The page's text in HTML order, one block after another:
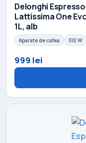
Delonghi
Lattissima One
1L, alb
Aparate de cafea 510 W
999 lei